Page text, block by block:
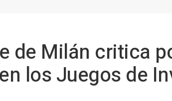
de Milán critica
los Juegos de